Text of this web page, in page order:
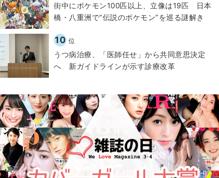
街中にポケモン100匹以上、立像は19匹 日本
橋・八重洲で“伝説のポケモン”を巡る謎解き
10 位
うつ病治療、「医師任せ」から共同意思決定
へ 新ガイドラインが示す診療改革